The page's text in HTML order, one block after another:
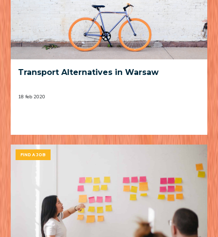
Transport Alternatives in Warsaw
18 feb 2020
FIND A JOB